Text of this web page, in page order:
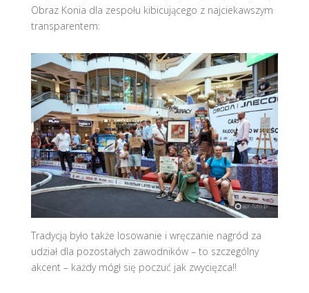
Obraz Konia dla zespołu kibicującego z najciekawszym
transparentem:
Tradycją było także losowanie i wręczanie nagród za
udział dla pozostałych zawodników – to szczególny
akcent – każdy mógł się poczuć jak zwycięzca!!